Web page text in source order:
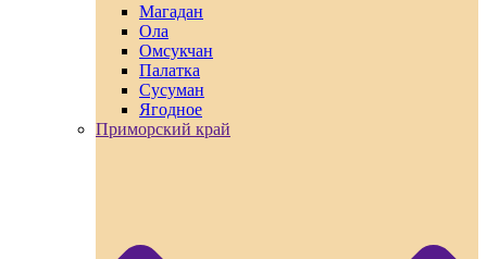
Магадан
Ола
Омсукчан
Палатка
Сусуман
Ягодное
Приморский край